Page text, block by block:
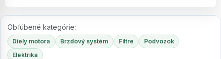
Obľúbené kategórie:
Diely motora Brzdový systém Filtre
Podvozok
Elektrika